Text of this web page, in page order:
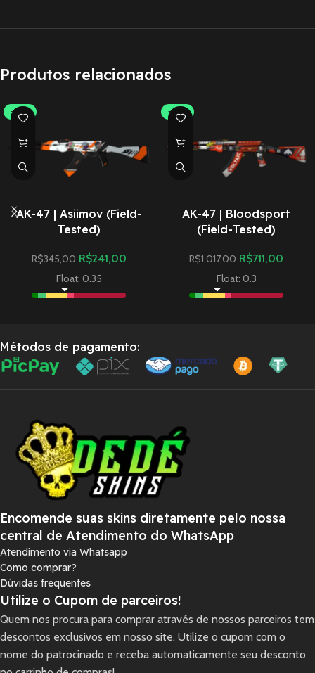
Produtos relacionados
-30%
AK-47 | Asiimov (Field-
Tested)
R$345,00 R$241,00
Float: 0.35
-30%
AK-47 | Bloodsport
(Field-Tested)
R$1.017,00 R$711,00
Float: 0.3
Métodos de pagamento:
Encomende suas skins diretamente pelo nossa
central de Atendimento do WhatsApp
Atendimento via Whatsapp
Como comprar?
Dúvidas frequentes
Utilize o Cupom de parceiros!
Quem nos procura para comprar através de nossos parceiros tem
descontos exclusivos em nosso site. Utilize o cupom com o
nome do patrocinado e receba automaticamente seu desconto